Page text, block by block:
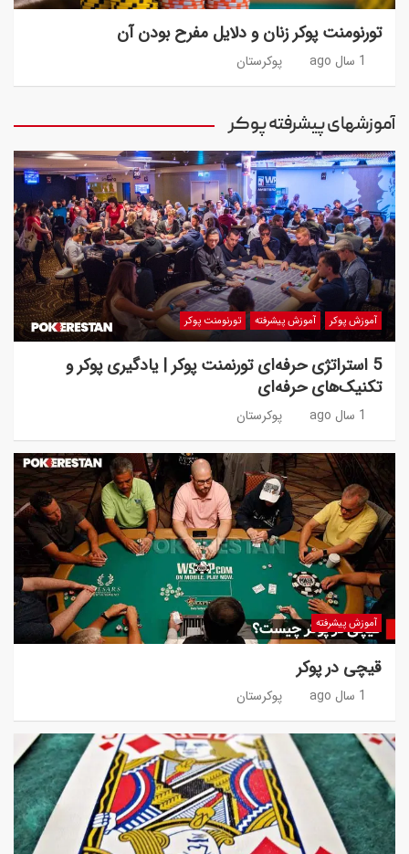
تورنومنت پوکر زنان و دلایل مفرح بودن آن
1 سال ago پوکرستان
آموزشهای پیشرفته پوکر
آموزش پوکر آموزش پیشرفته تورنومنت پوکر
5 استراتژی حرفه‌ای تورنمنت پوکر | یادگیری پوکر و
تکنیک‌های حرفه‌ای
1 سال ago پوکرستان
آموزش پیشرفته
قیچی در پوکر
1 سال ago پوکرستان